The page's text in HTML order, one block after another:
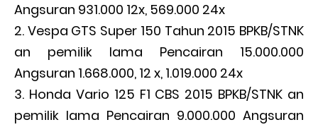
Angsuran 931.000 12x, 569.000 24x
Vespa GTS Super 150 Tahun 2015 BPKB/STNK
an pemilik lama Pencairan 15.000.000
Angsuran 1.668.000, 12 x, 1.019.000 24x
Honda Vario 125 F1 CBS 2015 BPKB/STNK an
pemilik lama Pencairan 9.000.000 Angsuran